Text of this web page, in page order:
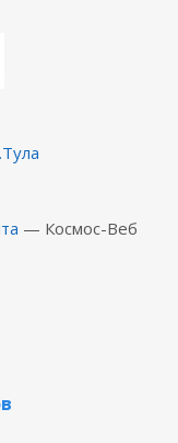
— Космос-Веб